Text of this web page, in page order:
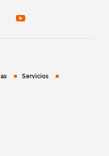
Servicios